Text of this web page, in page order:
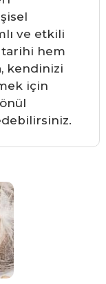
ve etkili
hem
kendinizi
için